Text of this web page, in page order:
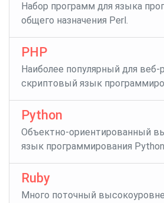
Набор программ для языка
общего назначения Perl.
PHP
Наиболее популярный для веб-
скриптовый язык
Python
Объектно-ориентированный
язык программирования
Ruby
Много поточный